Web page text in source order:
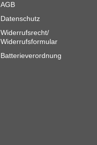
AGB
Datenschutz
Widerrufsrecht/
Widerrufsformular
Batterieverordnung